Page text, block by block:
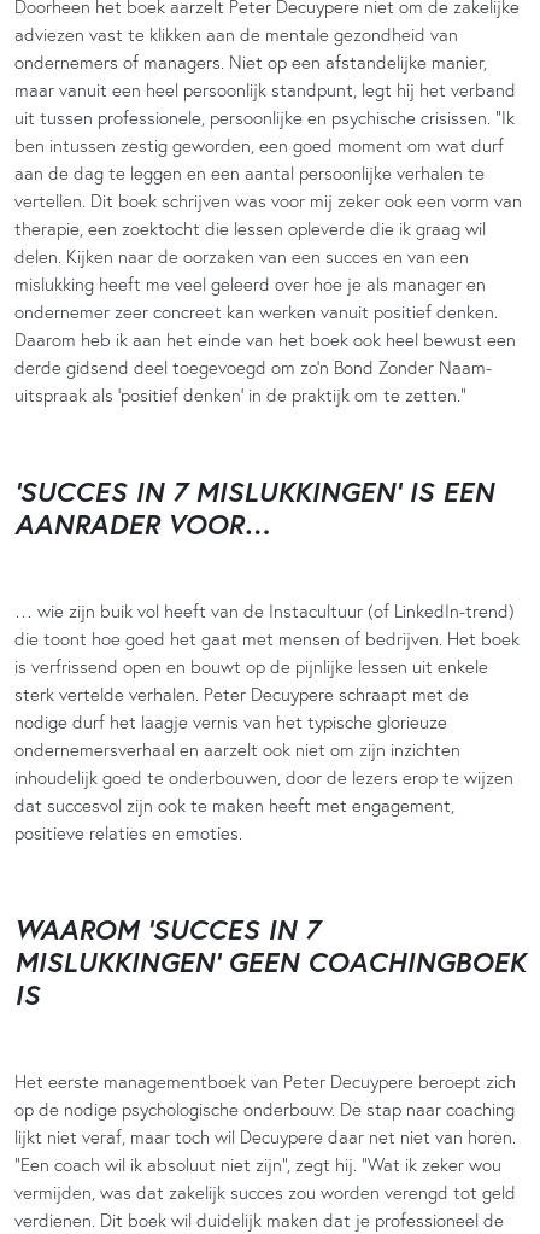
Doorheen het boek aarzelt Peter Decuypere niet om de zakelijke
adviezen vast te klikken aan de mentale gezondheid van
ondernemers of managers. Niet op een afstandelijke manier,
maar vanuit een heel persoonlijk standpunt, legt hij het verband
uit tussen professionele, persoonlijke en psychische crisissen. “Ik
ben intussen zestig geworden, een goed moment om wat durf
aan de dag te leggen en een aantal persoonlijke verhalen te
vertellen. Dit boek schrijven was voor mij zeker ook een vorm van
therapie, een zoektocht die lessen opleverde die ik graag wil
delen. Kijken naar de oorzaken van een succes en van een
mislukking heeft me veel geleerd over hoe je als manager en
ondernemer zeer concreet kan werken vanuit positief denken.
Daarom heb ik aan het einde van het boek ook heel bewust een
derde gidsend deel toegevoegd om zo’n Bond Zonder Naam-
uitspraak als ‘positief denken’ in de praktijk om te zetten.”
‘SUCCES IN 7 MISLUKKINGEN’ IS EEN
AANRADER VOOR…
… wie zijn buik vol heeft van de Instacultuur (of LinkedIn-trend)
die toont hoe goed het gaat met mensen of bedrijven. Het boek
is verfrissend open en bouwt op de pijnlijke lessen uit enkele
sterk vertelde verhalen. Peter Decuypere schraapt met de
nodige durf het laagje vernis van het typische glorieuze
ondernemersverhaal en aarzelt ook niet om zijn inzichten
inhoudelijk goed te onderbouwen, door de lezers erop te wijzen
dat succesvol zijn ook te maken heeft met engagement,
positieve relaties en emoties.
WAAROM ‘SUCCES IN 7
MISLUKKINGEN’ GEEN COACHINGBOEK
IS
Het eerste managementboek van Peter Decuypere beroept zich
op de nodige psychologische onderbouw. De stap naar coaching
lijkt niet veraf, maar toch wil Decuypere daar net niet van horen.
“Een coach wil ik absoluut niet zijn”, zegt hij. “Wat ik zeker wou
vermijden, was dat zakelijk succes zou worden verengd tot geld
verdienen. Dit boek wil duidelijk maken dat je professioneel de